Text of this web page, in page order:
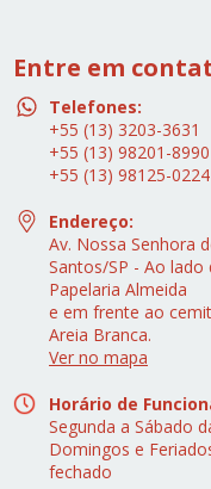
Entre em
Telefones:
+55 (13) 3203-3631
+55 (13) 98201-8990
+55 (13) 98125-0224
Endereço:
Av. Nossa Senhora
Santos/SP - Ao lado
Papelaria Almeida
e em frente ao
Areia Branca.
Ver no mapa
Horário de
Segunda a Sábado
Domingos e
fechado